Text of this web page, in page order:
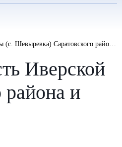
литургию в новоосвященном храме
Иверской
и